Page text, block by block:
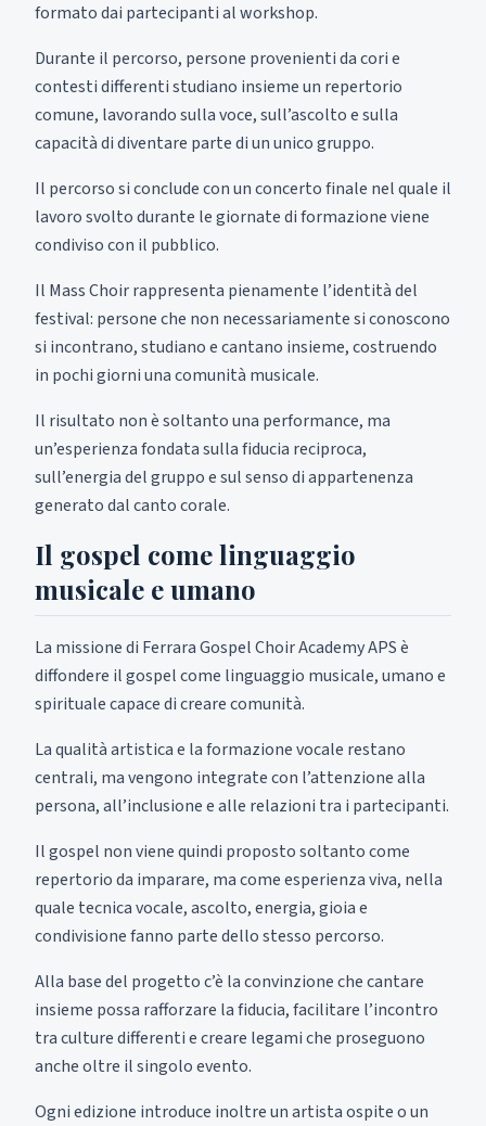
formato dai partecipanti al workshop.
Durante il percorso, persone provenienti da cori e
contesti differenti studiano insieme un repertorio
comune, lavorando sulla voce, sull’ascolto e sulla
capacità di diventare parte di un unico gruppo.
Il percorso si conclude con un concerto finale nel quale il
lavoro svolto durante le giornate di formazione viene
condiviso con il pubblico.
Il Mass Choir rappresenta pienamente l’identità del
festival: persone che non necessariamente si conoscono
si incontrano, studiano e cantano insieme, costruendo
in pochi giorni una comunità musicale.
Il risultato non è soltanto una performance, ma
un’esperienza fondata sulla fiducia reciproca,
sull’energia del gruppo e sul senso di appartenenza
generato dal canto corale.
Il gospel come linguaggio
musicale e umano
La missione di Ferrara Gospel Choir Academy APS è
diffondere il gospel come linguaggio musicale, umano e
spirituale capace di creare comunità.
La qualità artistica e la formazione vocale restano
centrali, ma vengono integrate con l’attenzione alla
persona, all’inclusione e alle relazioni tra i partecipanti.
Il gospel non viene quindi proposto soltanto come
repertorio da imparare, ma come esperienza viva, nella
quale tecnica vocale, ascolto, energia, gioia e
condivisione fanno parte dello stesso percorso.
Alla base del progetto c’è la convinzione che cantare
insieme possa rafforzare la fiducia, facilitare l’incontro
tra culture differenti e creare legami che proseguono
anche oltre il singolo evento.
Ogni edizione introduce inoltre un artista ospite o un